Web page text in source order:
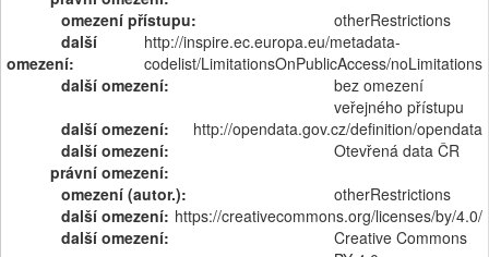
omezení přístupu:
otherRestrictions
další
omezení:
http://inspire.ec.europa.eu/metadata-
codelist/LimitationsOnPublicAccess/noLimitations
další omezení:
bez omezení
veřejného přístupu
další omezení:
http://opendata.gov.cz/definition/opendata
další omezení:
Otevřená data ČR
právní omezení:
omezení (autor.):
otherRestrictions
další omezení: https://creativecommons.org/licenses/by/4.0/
další omezení:
Creative Commons